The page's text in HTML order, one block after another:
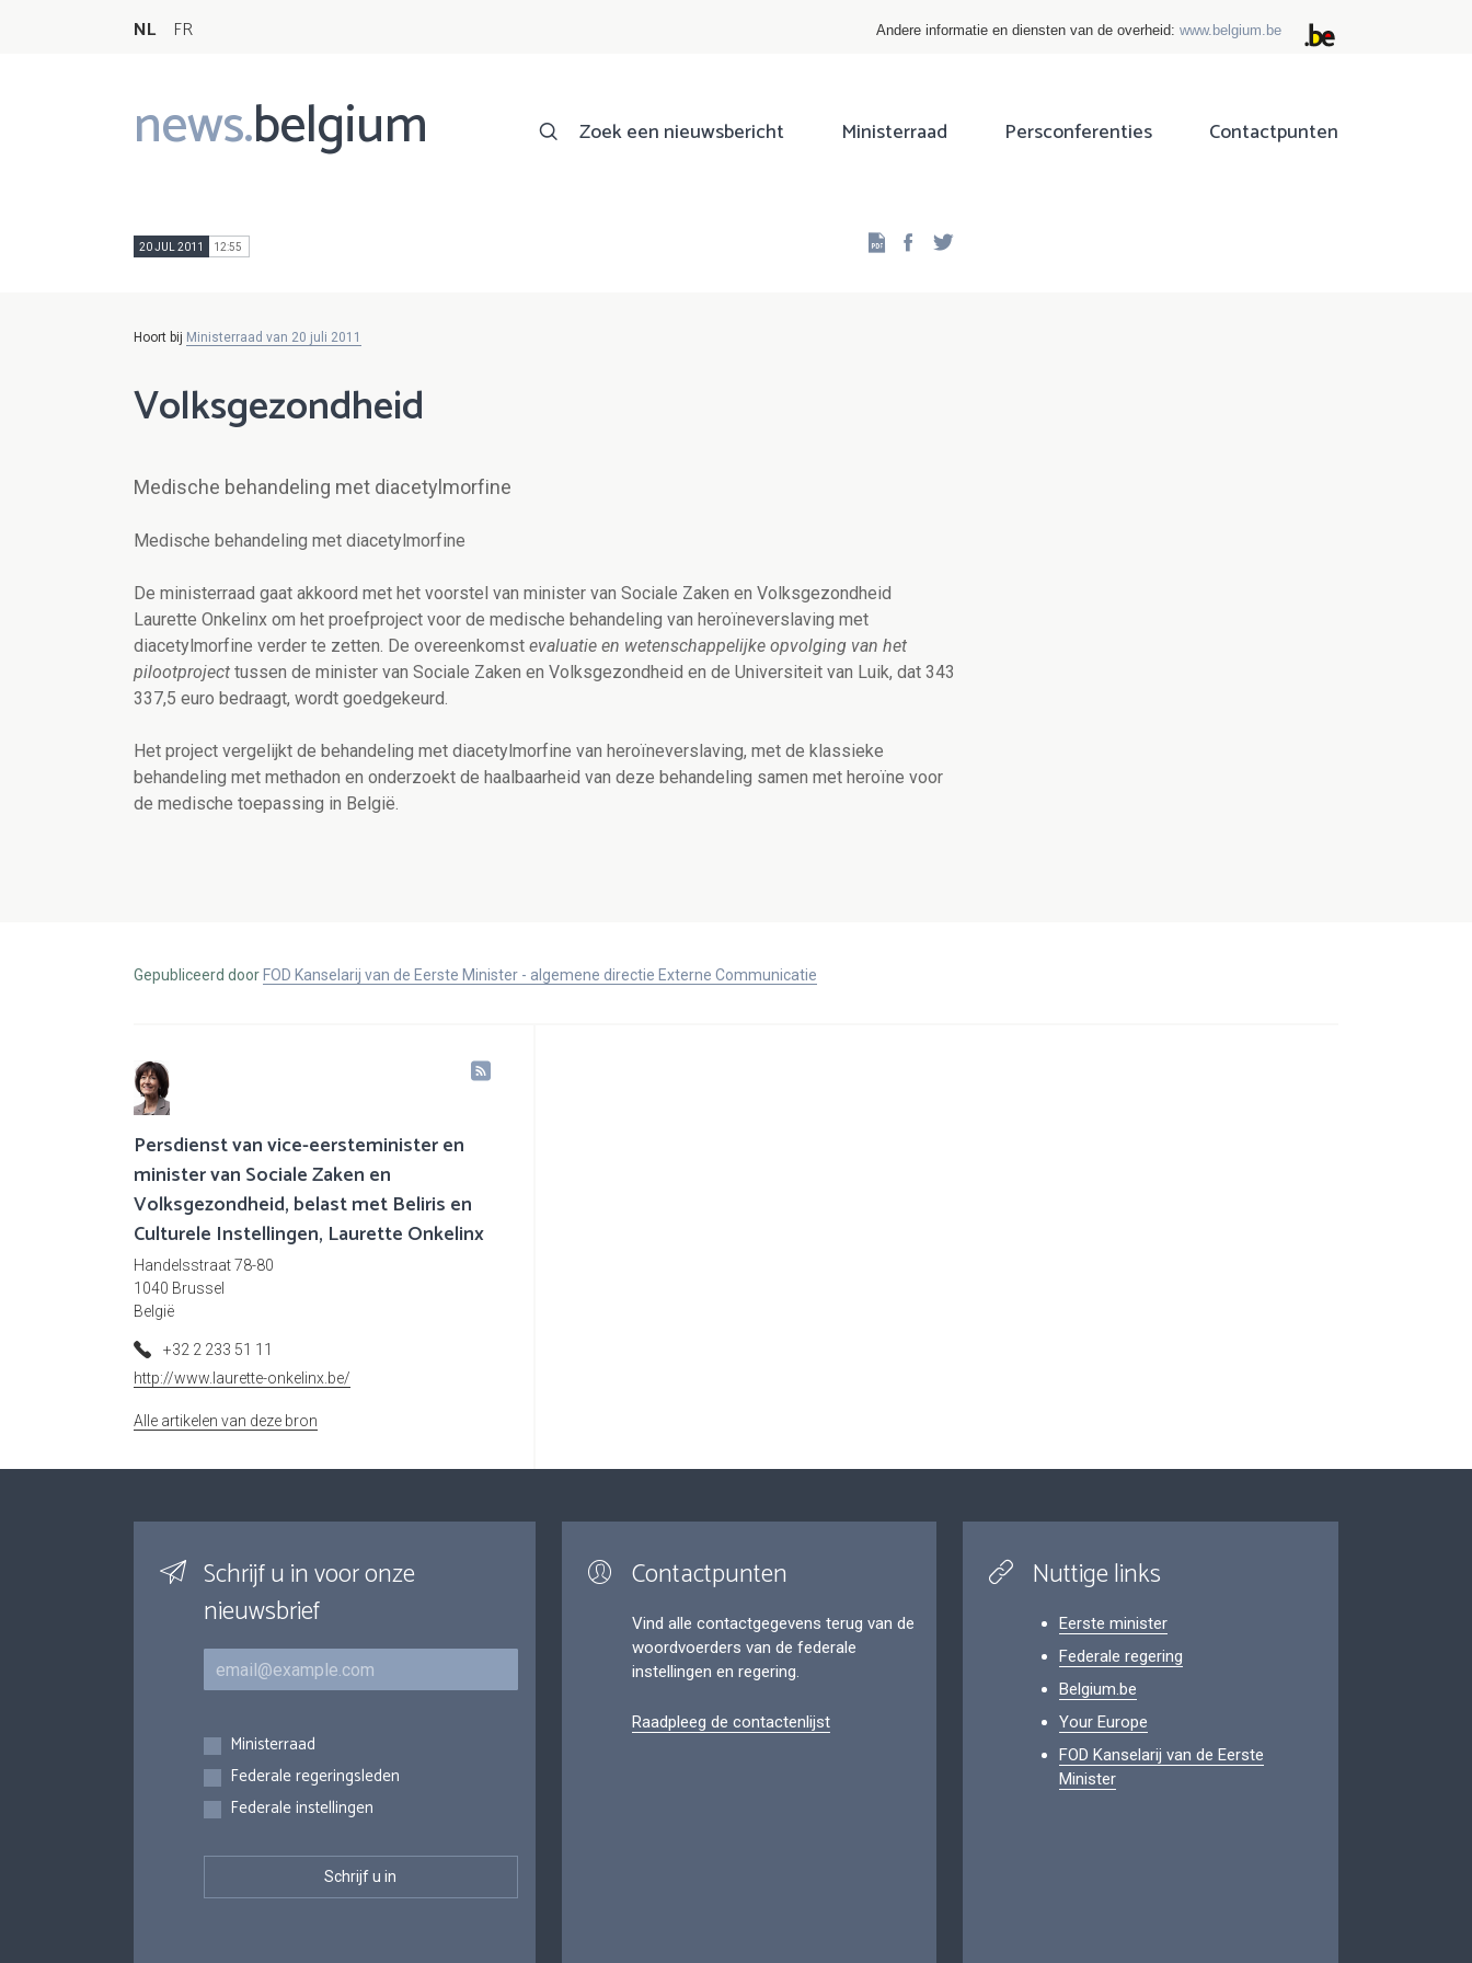
NL FR Andere informatie en diensten van de overheid: www.belgium.be
news.belgium
Main
navigation
Zoek een nieuwsbericht Ministerraad Persconferenties Contactpunten
20 JUL 2011 12:55 Facebook
Hoort bij Ministerraad van 20 juli 2011
Volksgezondheid
Medische behandeling met diacetylmorfine
Medische behandeling met diacetylmorfine
De ministerraad gaat akkoord met het voorstel van minister van Sociale Zaken en Volksgezondheid
Laurette Onkelinx om het proefproject voor de medische behandeling van heroïneverslaving met
diacetylmorfine verder te zetten. De overeenkomst evaluatie en wetenschappelijke opvolging van het
pilootproject tussen de minister van Sociale Zaken en Volksgezondheid en de Universiteit van Luik, dat 343
337,5 euro bedraagt, wordt goedgekeurd.
Het project vergelijkt de behandeling met diacetylmorfine van heroïneverslaving, met de klassieke
behandeling met methadon en onderzoekt de haalbaarheid van deze behandeling samen met heroïne voor
de medische toepassing in België.
Gepubliceerd door FOD Kanselarij van de Eerste Minister - algemene directie Externe Communicatie
Persdienst van vice-eersteminister en
minister van Sociale Zaken en
Volksgezondheid, belast met Beliris en
Culturele Instellingen, Laurette Onkelinx
Handelsstraat 78-80
1040 Brussel
België
+32 2 233 51 11
http://www.laurette-onkelinx.be/
Alle artikelen van deze bron
Schrijf u in voor onze
nieuwsbrief
E-mail
Inschrijvingen
Ministerraad
Federale regeringsleden
Federale instellingen
Contactpunten
Vind alle contactgegevens terug van de
woordvoerders van de federale
instellingen en regering.
Raadpleeg de contactenlijst
Nuttige links
Eerste minister
Federale regering
Belgium.be
Your Europe
FOD Kanselarij van de Eerste
Minister